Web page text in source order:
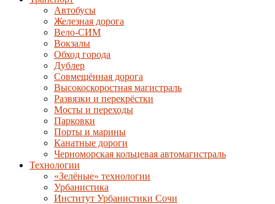
Автобусы
Железная дорога
Вело-СИМ
Вокзалы
Обход города
Дублер
Совмещённая дорога
Высокоскоростная магистраль
Развязки и перекрёстки
Мосты и переходы
Парковки
Порты и марины
Канатные дороги
Черноморская кольцевая автомагистраль
Технологии
«Зелёные» технологии
Урбанистика
Институт Урбанистики Сочи